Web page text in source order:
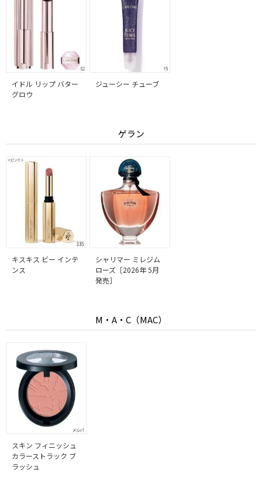
イドル リップ バター
グロウ
ジューシー チューブ
ゲラン
キスキス ビー インテ
ンス
シャリマー ミレジム
ローズ［2026年 5月
発売］
M・A・C（MAC）
スキン フィニッシュ
カラーストラック ブ
ラッシュ